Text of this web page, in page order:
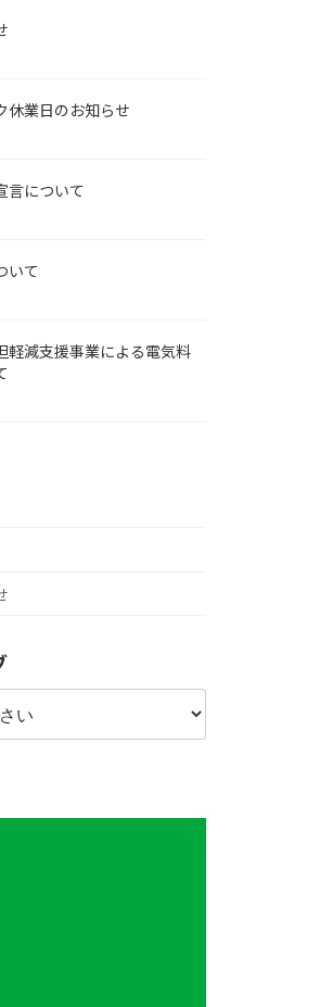
休業日のお知らせ
言について
いて
軽減支援事業による電気料